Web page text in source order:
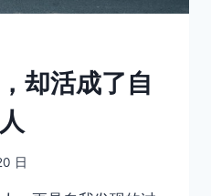
却活成了自
日